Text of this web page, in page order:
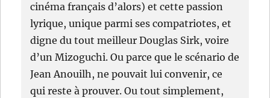
cinéma français d’alors) et cette passion
lyrique, unique parmi ses compatriotes, et
digne du tout meilleur Douglas Sirk, voire
d’un Mizoguchi. Ou parce que le scénario de
Jean Anouilh, ne pouvait lui convenir, ce
qui reste à prouver. Ou tout simplement,